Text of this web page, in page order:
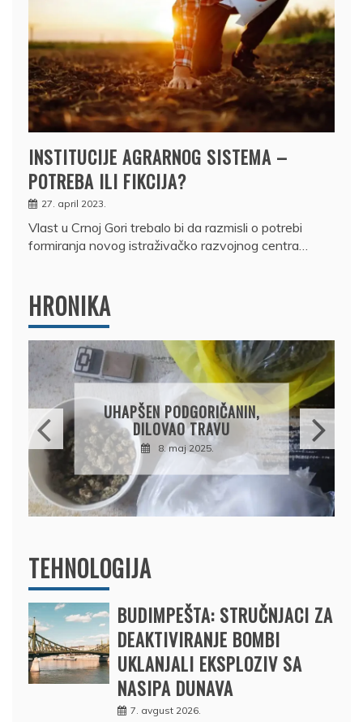
INSTITUCIJE AGRARNOG SISTEMA –
POTREBA ILI FIKCIJA?
27. april 2023.
Vlast u Crnoj Gori trebalo bi da razmisli o potrebi
formiranja novog istraživačko razvojnog centra…
HRONIKA
TRAVU
2025.
DRŽAVLJANIN
OSUMNJIČEN DA
PRODAO TUĐI
DRŽAVU
BRODOM
12. februar 2025.
TEHNOLOGIJA
BUDIMPEŠTA: STRUČNJACI ZA
DEAKTIVIRANJE BOMBI
UKLANJALI EKSPLOZIV SA
NASIPA DUNAVA
7. avgust 2026.